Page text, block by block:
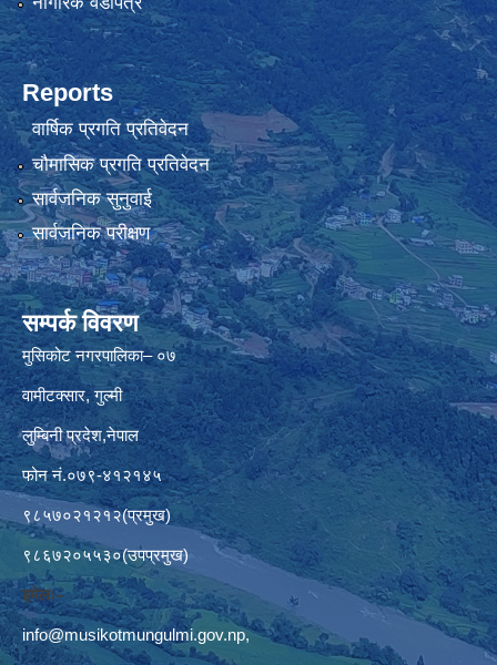
Reports
वार्षिक प्रगति प्रतिवेदन
चौमासिक प्रगति प्रतिवेदन
सार्वजनिक सुनुवाई
सार्वजनिक परीक्षण
सम्पर्क विवरण
मुसिकोट नगरपालिका– ०७
वामीटक्सार, गुल्मी
लुम्बिनी प्रदेश,नेपाल
फोन नं.०७९-४१२१४५
९८५७०२१२१२(प्रमुख)
९८६७२०५५३०(उपप्रमुख)
इमेलः–
info@musikotmungulmi.gov.np,